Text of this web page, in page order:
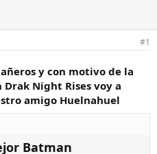
#1
y con motivo de la
Night Rises voy a
amigo Huelnahuel
Batman